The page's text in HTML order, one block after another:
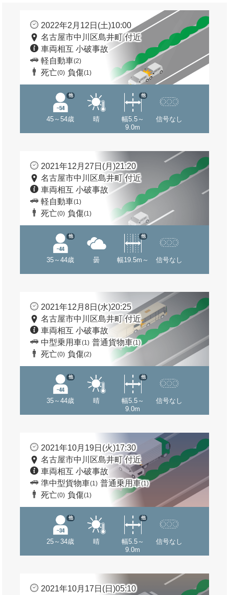
2022年2月12日(土)10:00
名古屋市中川区島井町 付近
車両相互 小破事故
軽自動車(2)
死亡(0) 負傷(1)
45～54歳
他
晴
幅5.5～
9.0m
他
信号なし
2021年12月27日(月)21:20
名古屋市中川区島井町 付近
車両相互 小破事故
軽自動車(1)
死亡(0) 負傷(1)
35～44歳
他
曇 幅19.5m～
他
信号なし
2021年12月8日(水)20:25
名古屋市中川区島井町 付近
車両相互 小破事故
中型乗用車(1) 普通貨物車(1)
死亡(0) 負傷(2)
35～44歳
他
晴
幅5.5～
9.0m
他
信号なし
2021年10月19日(火)17:30
名古屋市中川区島井町 付近
車両相互 小破事故
準中型貨物車(1) 普通乗用車(1)
死亡(0) 負傷(1)
25～34歳
他
晴
幅5.5～
9.0m
他
信号なし
2021年10月17日(日)05:10